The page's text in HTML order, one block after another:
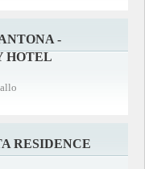
-
HOTEL
RESIDENCE